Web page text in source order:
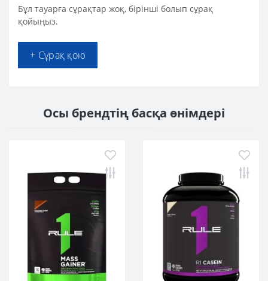
Бұл тауарға сұрақтар жоқ, бірінші болып сұрақ
қойыңыз.
+ Сұрақ қою
Осы брендтің басқа өнімдері